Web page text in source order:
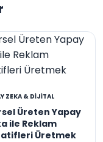
ZEKA & DIJITAL
Üreten Yapay
ile Reklam
Üretmek